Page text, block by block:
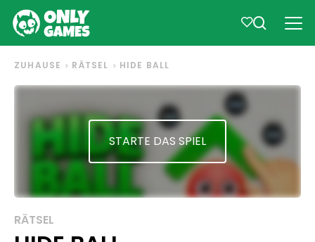
ZUHAUSE RÄTSEL HIDE BALL
STARTE DAS SPIEL
RÄTSEL